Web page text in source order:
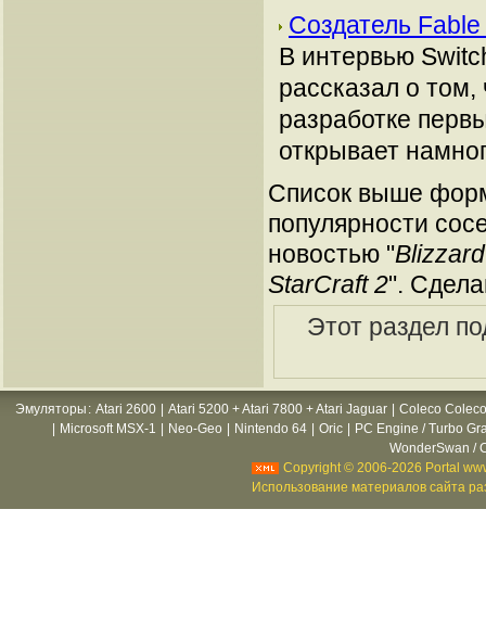
Создатель
В интервью
рассказал о
разработке
открывает
Список выше
популярности
новостью "
StarCraft 2".
Этот раздел
Эмуляторы : Atari 2600 Atari 5200 + Atari 7800 + Atari Jaguar
Coleco
Microsoft MSX-1 Neo-Geo Nintendo 64 Oric
PC Engine / Turbo
WonderSwan /
Copyright © 2006-2026 Portal
Использование материалов сайта